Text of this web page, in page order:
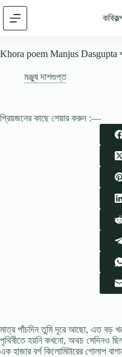
Skip
content
Khora poem Manjus Dasgupta
মঞ্জুষ দাশগুপ্ত
প্রিয়জনের কাছে শেয়ার করুন :—
মাত্র পাঁচদিন তুমি দূরে আছাে, এত বড়
পৃথিবীতে হয়নি কখনাে, অথচ সেদিনও
এক হাজার বর্গ কিলােমিটারের গােলাপ